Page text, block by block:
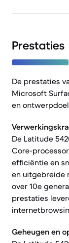
Prestaties
De prestaties
Microsoft
en
De Latitude
Core-
efficiëntie en
en uitgebreide
over 10e
prestaties
Geheugen en